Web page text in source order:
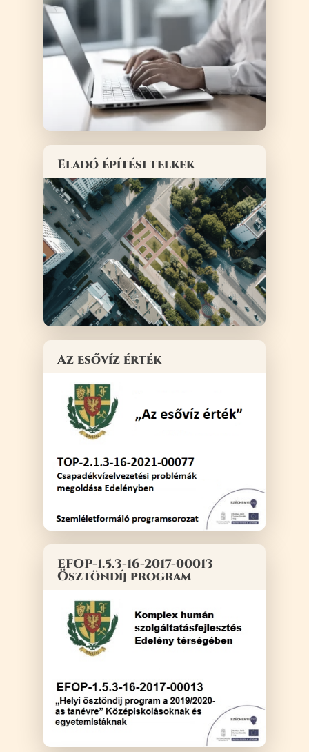
Eladó építési telkek
Az esővíz érték
EFOP-1.5.3-16-2017-00013
Ösztöndíj program